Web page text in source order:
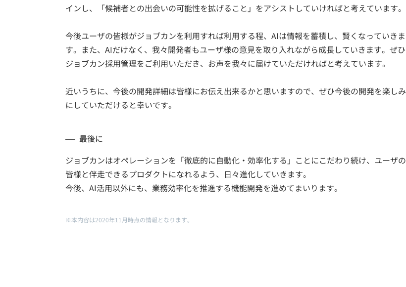
インし、「候補者との出会いの可能性を拡げること」をアシストしていければと考えています。
今後ユーザの皆様がジョブカンを利用すれば利用する程、AIは情報を蓄積し、賢くなっていきま
す。また、AIだけなく、我々開発者もユーザ様の意見を取り入れながら成長していきます。ぜひ
ジョブカン採用管理をご利用いただき、お声を我々に届けていただければと考えています。
近いうちに、今後の開発詳細は皆様にお伝え出来るかと思いますので、ぜひ今後の開発を楽しみ
にしていただけると幸いです。
最後に
ジョブカンはオペレーションを「徹底的に自動化・効率化する」ことにこだわり続け、ユーザの
皆様と伴走できるプロダクトになれるよう、日々進化していきます。
今後、AI活用以外にも、業務効率化を推進する機能開発を進めてまいります。
※本内容は2020年11月時点の情報となります。